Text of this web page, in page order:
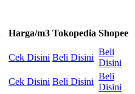
Harga/m3 Tokopedia Shopee
Cek Disini Beli Disini
Beli
Disini
Cek Disini Beli Disini
Beli
Disini